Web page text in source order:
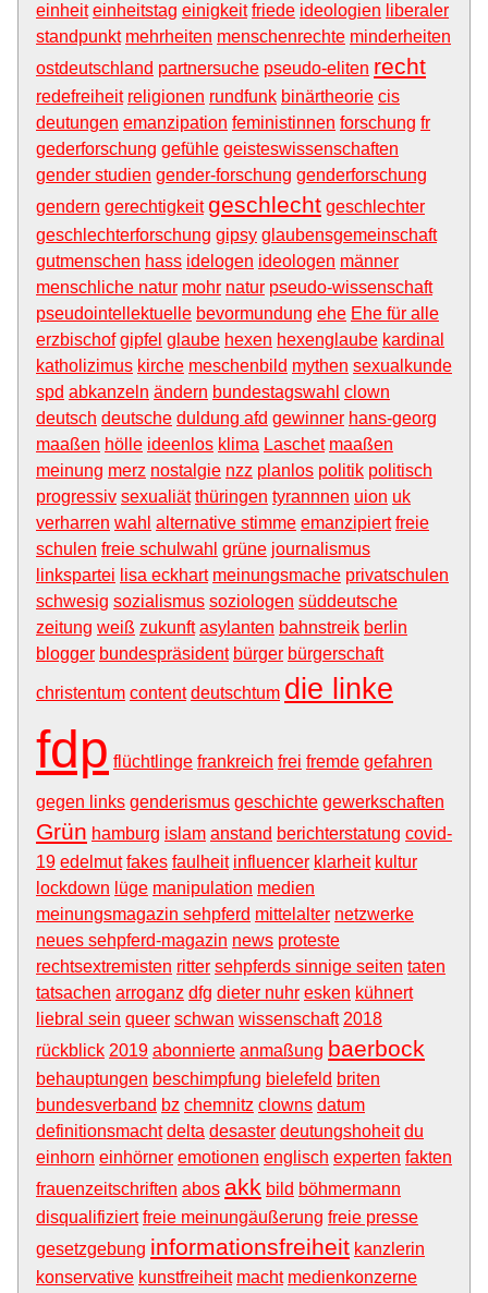
einheit einheitstag einigkeit friede ideologien liberaler
standpunkt mehrheiten menschenrechte minderheiten
ostdeutschland partnersuche pseudo-eliten recht
redefreiheit religionen rundfunk binärtheorie cis
deutungen emanzipation feministinnen forschung fr
gederforschung gefühle geisteswissenschaften
gender studien gender-forschung genderforschung
gendern gerechtigkeit geschlecht geschlechter
geschlechterforschung gipsy glaubensgemeinschaft
gutmenschen hass idelogen ideologen männer
menschliche natur mohr natur pseudo-wissenschaft
pseudointellektuelle bevormundung ehe Ehe für alle
erzbischof gipfel glaube hexen hexenglaube kardinal
katholizimus kirche meschenbild mythen sexualkunde
spd abkanzeln ändern bundestagswahl clown
deutsch deutsche duldung afd gewinner hans-georg
maaßen hölle ideenlos klima Laschet maaßen
meinung merz nostalgie nzz planlos politik politisch
progressiv sexualiät thüringen tyrannnen uion uk
verharren wahl alternative stimme emanzipiert freie
schulen freie schulwahl grüne journalismus
linkspartei lisa eckhart meinungsmache privatschulen
schwesig sozialismus soziologen süddeutsche
zeitung weiß zukunft asylanten bahnstreik berlin
blogger bundespräsident bürger bürgerschaft
christentum content deutschtum die linke
fdp flüchtlinge frankreich frei fremde gefahren
gegen links genderismus geschichte gewerkschaften
Grün hamburg islam anstand berichterstatung covid-
19 edelmut fakes faulheit influencer klarheit kultur
lockdown lüge manipulation medien
meinungsmagazin sehpferd mittelalter netzwerke
neues sehpferd-magazin news proteste
rechtsextremisten ritter sehpferds sinnige seiten taten
tatsachen arroganz dfg dieter nuhr esken kühnert
liebral sein queer schwan wissenschaft 2018
rückblick 2019 abonnierte anmaßung baerbock
behauptungen beschimpfung bielefeld briten
bundesverband bz chemnitz clowns datum
definitionsmacht delta desaster deutungshoheit du
einhorn einhörner emotionen englisch experten fakten
frauenzeitschriften abos akk bild böhmermann
disqualifiziert freie meinungäußerung freie presse
gesetzgebung informationsfreiheit kanzlerin
konservative kunstfreiheit macht medienkonzerne